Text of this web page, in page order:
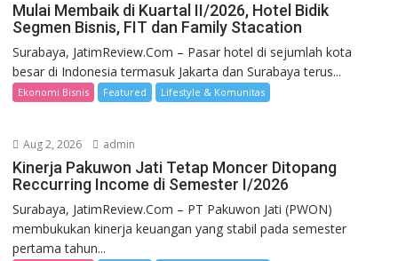
Mulai Membaik di Kuartal II/2026, Hotel Bidik
Segmen Bisnis, FIT dan Family Stacation
Surabaya, JatimReview.Com – Pasar hotel di sejumlah kota
besar di Indonesia termasuk Jakarta dan Surabaya terus...
Ekonomi Bisnis Featured Lifestyle & Komunitas
Aug 2, 2026 admin
Kinerja Pakuwon Jati Tetap Moncer Ditopang
Reccurring Income di Semester I/2026
Surabaya, JatimReview.Com – PT Pakuwon Jati (PWON)
membukukan kinerja keuangan yang stabil pada semester
pertama tahun...